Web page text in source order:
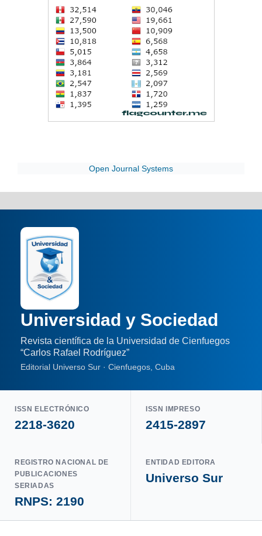
Open Journal Systems
Universidad y Sociedad
Revista científica de la Universidad de Cienfuegos
“Carlos Rafael Rodríguez”
Editorial Universo Sur · Cienfuegos, Cuba
ISSN ELECTRÓNICO
2218-3620
ISSN IMPRESO
2415-2897
REGISTRO NACIONAL DE
PUBLICACIONES
SERIADAS
RNPS: 2190
ENTIDAD EDITORA
Universo Sur